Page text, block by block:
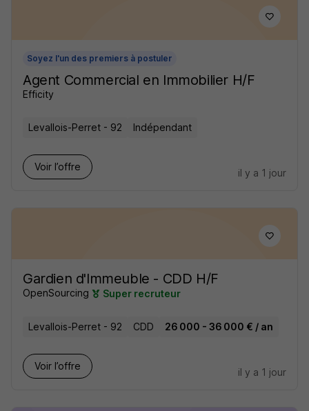
Soyez l'un des premiers à postuler
Agent Commercial en Immobilier H/F
Efficity
Levallois-Perret - 92 Indépendant
Voir l’offre
il y a 1 jour
Gardien d'Immeuble - CDD H/F
OpenSourcing Super recruteur
Levallois-Perret - 92 CDD 26 000 - 36 000 € / an
Voir l’offre
il y a 1 jour